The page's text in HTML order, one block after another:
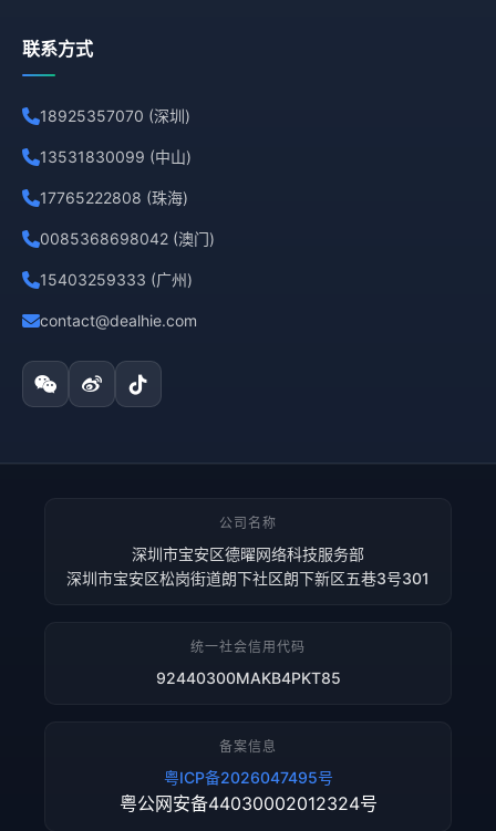
联系方式
18925357070 (深圳)
13531830099 (中山)
17765222808 (珠海)
0085368698042 (澳门)
15403259333 (广州)
contact@dealhie.com
公司名称
深圳市宝安区德曜网络科技服务部
深圳市宝安区松岗街道朗下社区朗下新区五巷3号301
统一社会信用代码
92440300MAKB4PKT85
备案信息
粤ICP备2026047495号
粤公网安备44030002012324号